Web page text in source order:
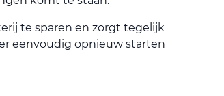
te sparen en zorgt tegelijk
eenvoudig opnieuw starten